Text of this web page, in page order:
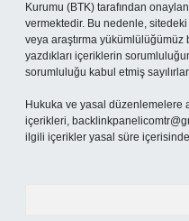
Kurumu (BTK) tarafından
vermektedir. Bu nedenle,
veya araştırma yükümlülüğümüz
yazdıkları içeriklerin
sorumluluğu kabul etmiş
Hukuka ve yasal düzenlemelere
içerikleri,
ilgili içerikler yasal süre içerisinde